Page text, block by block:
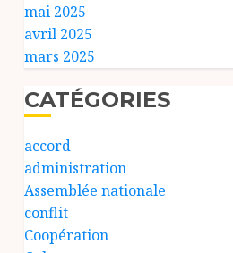
mai 2025
avril 2025
mars 2025
CATÉGORIES
accord
administration
Assemblée nationale
conflit
Coopération